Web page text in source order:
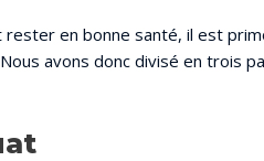
en bonne santé, il est
avons donc divisé en trois